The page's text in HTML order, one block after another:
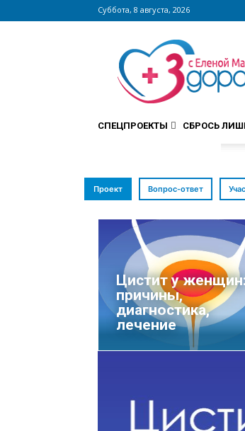
Суббота, 8 августа, 2026
Сайт
zdorovieinfo.ru
крупнейший
интернет-
СПЕЦПРОЕКТЫ СБРОСЬ
Проект Вопрос-ответ
Цистит у женщин:
причины,
диагностика,
лечение